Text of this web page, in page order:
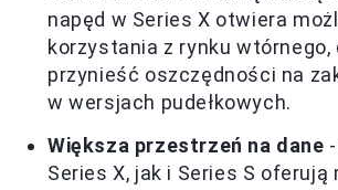
napęd w Series X otwiera
korzystania z rynku wtórnego,
przynieść oszczędności na
w wersjach pudełkowych.
Większa przestrzeń na dane
Series X, jak i Series S oferują